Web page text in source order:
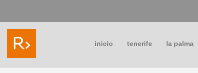
inicio tenerife la palma